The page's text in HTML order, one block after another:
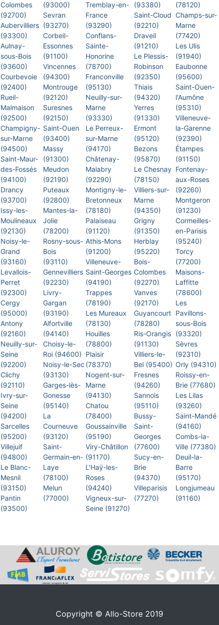
Colombes
(92700)
Aubervilliers
(93300)
Aulnay-
sous-Bois
(93600)
Courbevoie
(92400)
Rueil-
Malmaison
(92500)
Champigny-
sur-Marne
(94500)
Saint-Maur-
des-Fossés
(94100)
Drancy
(93700)
Issy-les-
Moulineaux
(92130)
Noisy-le-
Grand
(93160)
Levallois-
Perret
(92300)
Cergy
(95000)
Antony
(92160)
Neuilly-sur-
Seine
(92200)
Clichy
(92110)
Ivry-sur-
Seine
(94200)
Sarcelles
(95200)
Villejuif
(94800)
Le Blanc-
Mesnil
(93150)
Pantin
(93500)
(93000)
Sevran
(93270)
Corbeil-
Essonnes
(91100)
Vincennes
(94300)
Montrouge
(92120)
Suresnes
(92150)
Saint-Ouen
(93400)
Massy
(91300)
Meudon
(92190)
Puteaux
(92800)
Mantes-la-
Jolie
(78200)
Rosny-sous-
Bois
(93110)
Gennevilliers
(92230)
Livry-
Gargan
(93190)
Alfortville
(94140)
Choisy-le-
Roi (94600)
Noisy-le-Sec
(93130)
Garges-lès-
Gonesse
(95140)
La
Courneuve
(93120)
Saint-
Germain-en-
Laye
(78100)
Melun
(77000)
Tremblay-en-
France
(93290)
Conflans-
Sainte-
Honorine
(78700)
Franconville
(95130)
Neuilly-sur-
Marne
(93330)
Le Perreux-
sur-Marne
(94170)
Châtenay-
Malabry
(92290)
Montigny-le-
Bretonneux
(78180)
Palaiseau
(91120)
Athis-Mons
(91200)
Villeneuve-
Saint-Georges
(94190)
Trappes
(78190)
Les Mureaux
(78130)
Houilles
(78800)
Plaisir
(78370)
Nogent-sur-
Marne
(94130)
Chatou
(78400)
Goussainville
(95190)
Viry-Châtillon
(91170)
L'Haÿ-les-
Roses
(94240)
Vigneux-sur-
Seine (91270)
(93380)
Saint-Cloud
(92210)
Draveil
(91210)
Le Plessis-
Robinson
(92350)
Thiais
(94320)
Yerres
(91330)
Ermont
(95120)
Bezons
(95870)
Le Chesnay
(78150)
Villiers-sur-
Marne
(94350)
Grigny
(91350)
Herblay
(95220)
Bois-
Colombes
(92270)
Vanves
(92170)
Guyancourt
(78280)
Ris-Orangis
(91130)
Villiers-le-
Bel (95400)
Fresnes
(94260)
Sannois
(95110)
Bussy-
Saint-
Georges
(77600)
Sucy-en-
Brie
(94370)
Villeparisis
(77270)
(78120)
Champs-sur-
Marne
(77420)
Les Ulis
(91940)
Eaubonne
(95600)
Saint-Ouen-
l'Aumône
(95310)
Villeneuve-
la-Garenne
(92390)
Étampes
(91150)
Fontenay-
aux-Roses
(92260)
Montgeron
(91230)
Cormeilles-
en-Parisis
(95240)
Torcy
(77200)
Maisons-
Laffitte
(78600)
Les
Pavillons-
sous-Bois
(93320)
Sèvres
(92310)
Orly (94310)
Roissy-en-
Brie (77680)
Les Lilas
(93260)
Saint-Mandé
(94160)
Combs-la-
Ville (77380)
Deuil-la-
Barre
(95170)
Longjumeau
(91160)
Copyright © Allo-Store 2019